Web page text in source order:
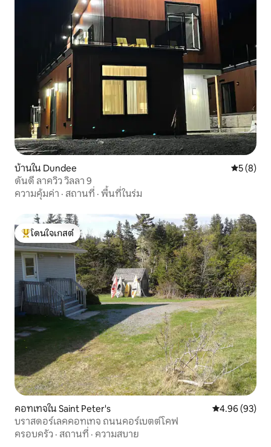
บ้านใน Dundee คะแนนเฉ
5 (8)
ดันดี ลาควิว วิลลา 9
ความคุ้มค่า · สถานที่ · พื้นที่ในร่ม
โดนใจเกสต์ที่สุด
โดนใจเกสต์
คอทเทจใน Saint Peter's คะแนนเฉลี่ย
4.96 (93)
บราสดอร์เลคคอทเทจ ถนนคอร์เบตต์โคฟ
ครอบครัว · สถานที่ · ความสบาย